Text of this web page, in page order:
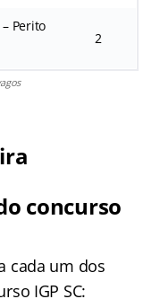
Perito
2
concurso
cada um dos
IGP SC: